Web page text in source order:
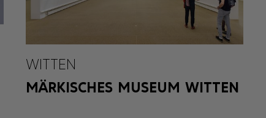
WITTEN
MÄRKISCHES MUSEUM WITTEN